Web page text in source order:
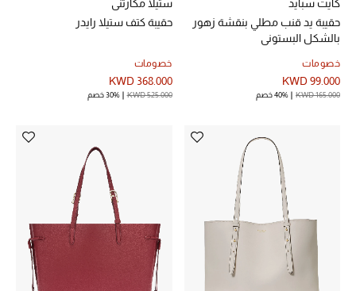
هدايا للجميع
تسوقوا الهدايا
المصممون
المصممون أ-ي
مصممون جدد
كايت سبايد
حقيبة يد قنب مطلي بنقشة زهور
بالشكل البستوني
خصومات
KWD 99.000
KWD 165.000 40% خصم
ستيلا مكارتني
حقيبة كتف ستيلا رايدر
خصومات
KWD 368.000
KWD 525.000 30% خصم